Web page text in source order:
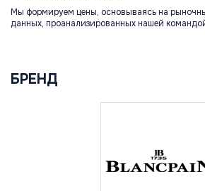
Мы формируем цены, основываясь на
данных, проанализированных нашей
БРЕНД